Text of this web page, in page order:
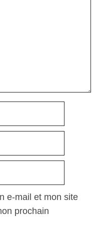
e-mail et mon site
prochain